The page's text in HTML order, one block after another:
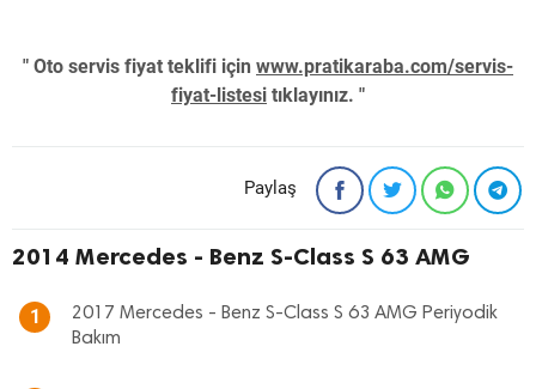
" Oto servis fiyat teklifi için www.pratikaraba.com/servis-
fiyat-listesi tıklayınız. "
Paylaş
2014 Mercedes - Benz S-Class S 63 AMG
1
2017 Mercedes - Benz S-Class S 63 AMG Periyodik
Bakım